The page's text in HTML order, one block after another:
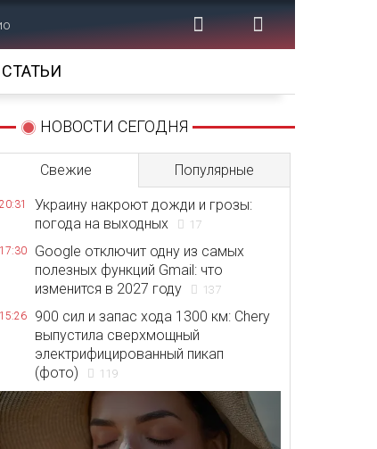
СТАТЬИ
НОВОСТИ СЕГОДНЯ
Свежие Популярные
20:31
Украину накроют дожди и грозы:
погода на выходных
17
17:30
Google отключит одну из самых
полезных функций Gmail: что
изменится в 2027 году
137
15:26
900 сил и запас хода 1300 км: Chery
выпустила сверхмощный
электрифицированный пикап
(фото)
119